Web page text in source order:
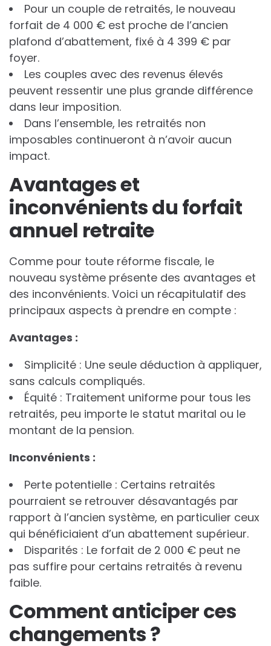
Pour un couple de retraités, le nouveau
forfait de 4 000 € est proche de l’ancien
plafond d’abattement, fixé à 4 399 € par
foyer.
Les couples avec des revenus élevés
peuvent ressentir une plus grande différence
dans leur imposition.
Dans l’ensemble, les retraités non
imposables continueront à n’avoir aucun
impact.
Avantages et
inconvénients du forfait
annuel retraite
Comme pour toute réforme fiscale, le
nouveau système présente des avantages et
des inconvénients. Voici un récapitulatif des
principaux aspects à prendre en compte :
Avantages :
Simplicité : Une seule déduction à appliquer,
sans calculs compliqués.
Équité : Traitement uniforme pour tous les
retraités, peu importe le statut marital ou le
montant de la pension.
Inconvénients :
Perte potentielle : Certains retraités
pourraient se retrouver désavantagés par
rapport à l’ancien système, en particulier ceux
qui bénéficiaient d’un abattement supérieur.
Disparités : Le forfait de 2 000 € peut ne
pas suffire pour certains retraités à revenu
faible.
Comment anticiper ces
changements ?